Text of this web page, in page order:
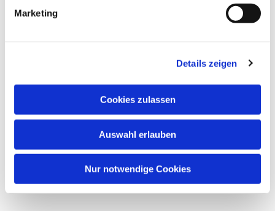
Marketing
Details zeigen
Cookies zulassen
Auswahl erlauben
Nur notwendige Cookies